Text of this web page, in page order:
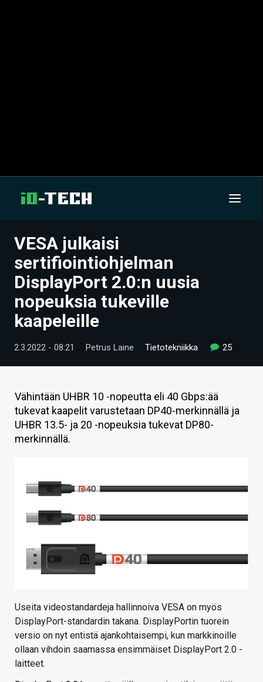
UUTISET
ARTIKKELIT
VIDEOT
TECHBBS
TIETOA
KAUPPA
VAIHDA TEEMA
HAKU
VESA julkaisi
sertifiointiohjelman
DisplayPort 2.0:n uusia
nopeuksia tukeville
kaapeleille
2.3.2022 - 08:21 Petrus Laine Tietotekniikka 25
Vähintään UHBR 10 -nopeutta eli 40 Gbps:ää
tukevat kaapelit varustetaan DP40-merkinnällä ja
UHBR 13.5- ja 20 -nopeuksia tukevat DP80-
merkinnällä.
Useita videostandardeja hallinnoiva VESA on myös
DisplayPort-standardin takana. DisplayPortin tuorein
versio on nyt entistä ajankohtaisempi, kun markkinoille
ollaan vihdoin saamassa ensimmäiset DisplayPort 2.0 -
laitteet.